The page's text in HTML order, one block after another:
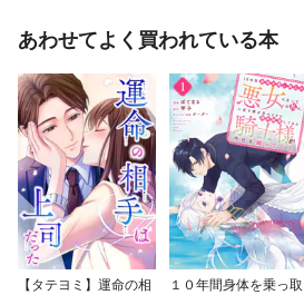
あわせてよく買われている本
【タテヨミ】運命の相
１０年間身体を乗っ取